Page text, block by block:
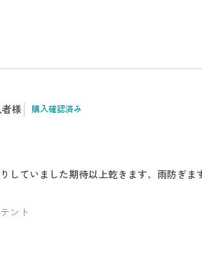
様 購入確認済み
していました期待以上乾きます、雨防ぎ
ント